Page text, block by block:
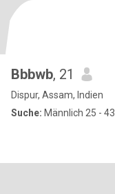
Bbbwb, 21
Dispur, Assam, Indien
Suche: Männlich 25 - 43